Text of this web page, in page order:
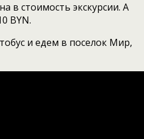
в стоимость экскурсии. А
BYN.
и едем в поселок Мир,